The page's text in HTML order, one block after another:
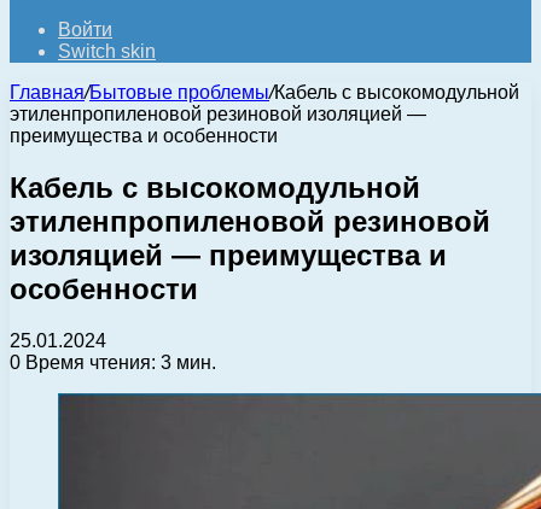
Войти
Switch skin
Главная/Бытовые проблемы/Кабель с высокомодульной
этиленпропиленовой резиновой изоляцией —
преимущества и особенности
Кабель с высокомодульной
этиленпропиленовой резиновой
изоляцией — преимущества и
особенности
25.01.2024
0 Время чтения: 3 мин.